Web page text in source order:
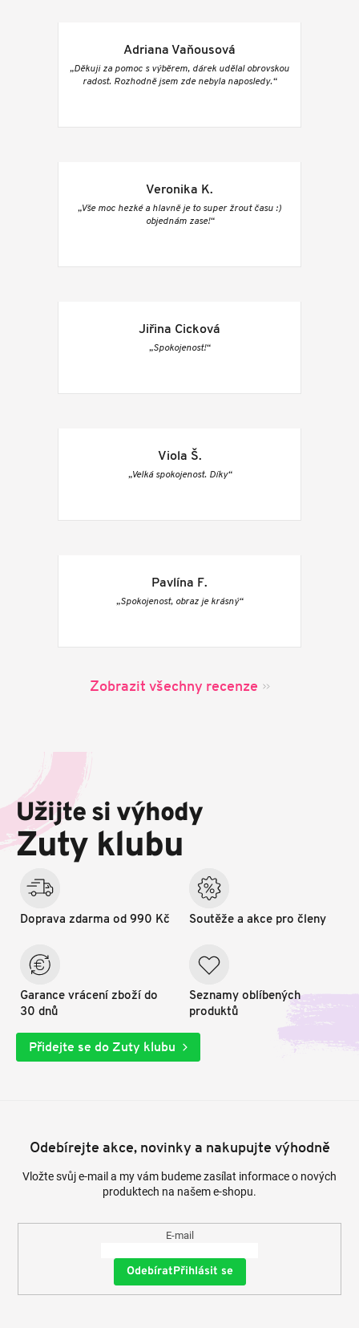
Adriana Vaňousová
„Děkuji za pomoc s výběrem, dárek udělal obrovskou
radost. Rozhodně jsem zde nebyla naposledy.“
Veronika K.
„Vše moc hezké a hlavně je to super žrout času :)
objednám zase!“
Jiřina Cicková
„Spokojenost!“
Viola Š.
„Velká spokojenost. Díky“
Pavlína F.
„Spokojenost, obraz je krásný“
Zobrazit všechny recenze
a
í
Užijte si výhody
Zuty klubu
Doprava zdarma od 990 Kč
Garance vrácení zboží do
30 dnů
Soutěže a akce pro členy
Seznamy oblíbených
produktů
Přidejte se do Zuty klubu
Odebírejte akce, novinky a nakupujte výhodně
Vložte svůj e-mail a my vám budeme zasílat informace o nových
produktech na našem e-shopu.
E-mail
Přihlásit se